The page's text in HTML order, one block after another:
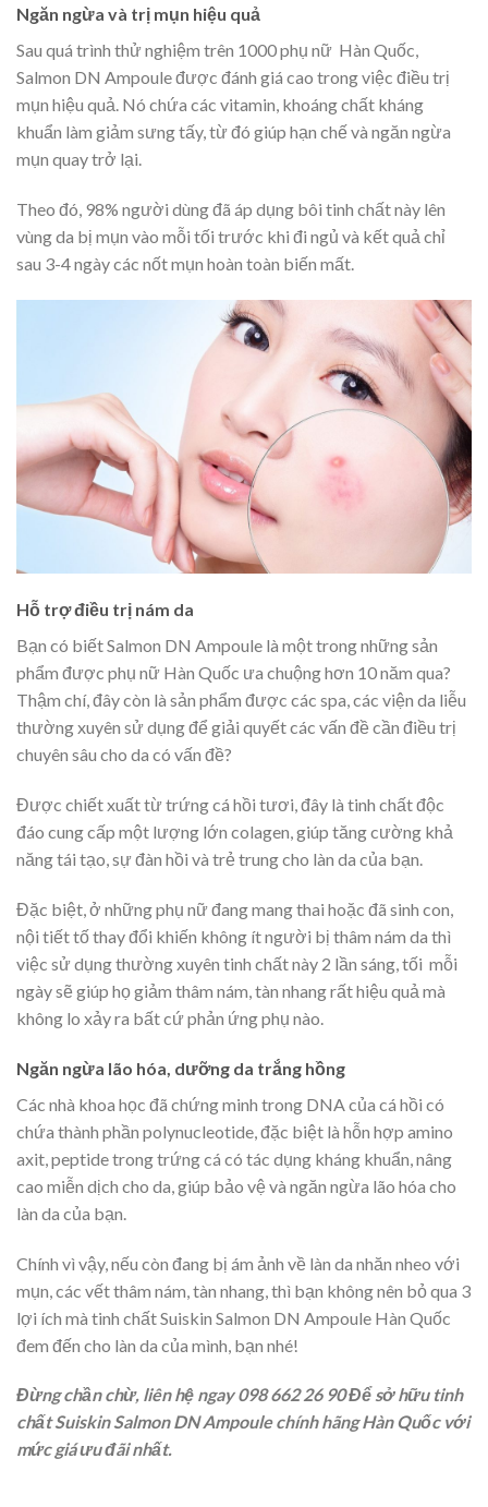
Ngăn ngừa và trị mụn hiệu quả
Sau quá trình thử nghiệm trên 1000 phụ nữ Hàn Quốc,
Salmon DN Ampoule được đánh giá cao trong việc điều trị
mụn hiệu quả. Nó chứa các vitamin, khoáng chất kháng
khuẩn làm giảm sưng tấy, từ đó giúp hạn chế và ngăn ngừa
mụn quay trở lại.
Theo đó, 98% người dùng đã áp dụng bôi tinh chất này lên
vùng da bị mụn vào mỗi tối trước khi đi ngủ và kết quả chỉ
sau 3-4 ngày các nốt mụn hoàn toàn biến mất.
Hỗ trợ điều trị nám da
Bạn có biết Salmon DN Ampoule là một trong những sản
phẩm được phụ nữ Hàn Quốc ưa chuộng hơn 10 năm qua?
Thậm chí, đây còn là sản phẩm được các spa, các viện da liễu
thường xuyên sử dụng để giải quyết các vấn đề cần điều trị
chuyên sâu cho da có vấn đề?
Được chiết xuất từ trứng cá hồi tươi, đây là tinh chất độc
đáo cung cấp một lượng lớn colagen, giúp tăng cường khả
năng tái tạo, sự đàn hồi và trẻ trung cho làn da của bạn.
Đặc biệt, ở những phụ nữ đang mang thai hoặc đã sinh con,
nội tiết tố thay đổi khiến không ít người bị thâm nám da thì
việc sử dụng thường xuyên tinh chất này 2 lần sáng, tối mỗi
ngày sẽ giúp họ giảm thâm nám, tàn nhang rất hiệu quả mà
không lo xảy ra bất cứ phản ứng phụ nào.
Ngăn ngừa lão hóa, dưỡng da trắng hồng
Các nhà khoa học đã chứng minh trong DNA của cá hồi có
chứa thành phần polynucleotide, đặc biệt là hỗn hợp amino
axit, peptide trong trứng cá có tác dụng kháng khuẩn, nâng
cao miễn dịch cho da, giúp bảo vệ và ngăn ngừa lão hóa cho
làn da của bạn.
Chính vì vậy, nếu còn đang bị ám ảnh về làn da nhăn nheo với
mụn, các vết thâm nám, tàn nhang, thì bạn không nên bỏ qua 3
lợi ích mà tinh chất Suiskin Salmon DN Ampoule Hàn Quốc
đem đến cho làn da của mình, bạn nhé!
Đừng chần chừ, liên hệ ngay 098 662 26 90 Để sở hữu tinh
chất Suiskin Salmon DN Ampoule chính hãng Hàn Quốc với
mức giá ưu đãi nhất.